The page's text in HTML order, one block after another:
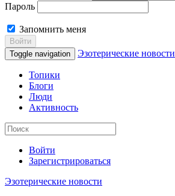
Пароль
Запомнить меня
Войти
Toggle navigation
Эзотерические новости
Топики
Блоги
Люди
Активность
Войти
Зарегистрироваться
Эзотерические новости